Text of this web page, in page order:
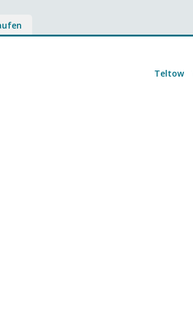
Teltow